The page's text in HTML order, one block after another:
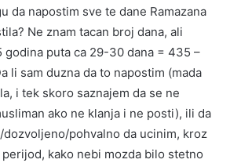
da napostim sve te dane Ramazana
Ne znam tacan broj dana, ali
puta ca 29-30 dana = 435 –
li sam duzna da to napostim (mada
i tek skoro saznajem da se ne
ako ne klanja i ne posti), ili da
pohvalno da ucinim, kroz
kako nebi mozda bilo stetno